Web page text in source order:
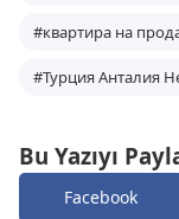
#квартира на
#Турция Анталия
Bu Yazıyı
Facebook